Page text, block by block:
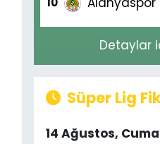
Detaylar
Süper Lig
14 Ağustos, Cuma